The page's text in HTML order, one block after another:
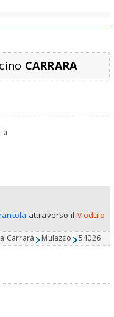
CARRARA
attraverso ilModulo
Carrara Mulazzo 54026